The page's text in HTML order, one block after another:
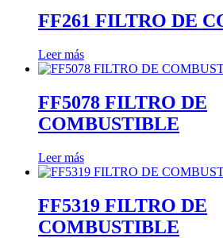
FF261 FILTRO DE
Leer más
FF5078 FILTRO DE
COMBUSTIBLE
Leer más
FF5319 FILTRO DE
COMBUSTIBLE